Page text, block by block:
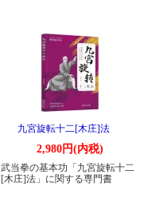
九宮旋転十二[木庄]法
2,980円(内税)
武当拳の基本功「九宮旋転十二
[木庄]法」に関する専門書